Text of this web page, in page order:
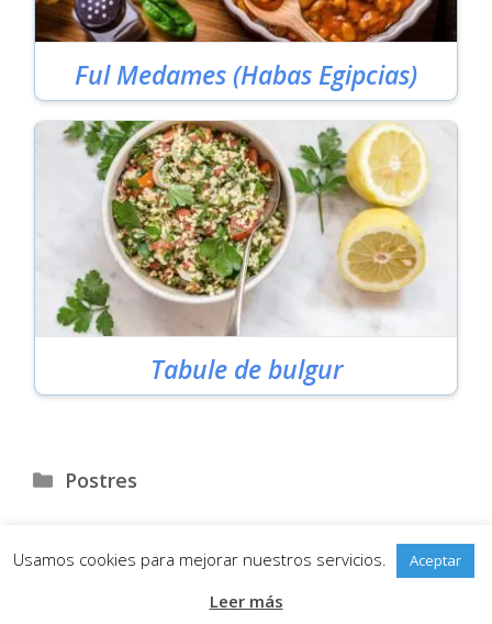
Ful Medames (Habas Egipcias)
Tabule de bulgur
Categorías
Postres
Política de Privacidad
Usamos cookies para mejorar nuestros servicios. Aceptar
Leer más